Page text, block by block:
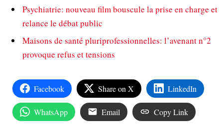
Psychiatrie: nouveau film bouscule la prise en charge et
relance le débat public
Maisons de santé pluriprofessionnelles: l’avenant n°2
provoque refus et tensions
Facebook Share on X LinkedIn
WhatsApp Email Copy Link